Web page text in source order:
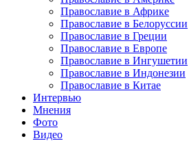
Православие в Африке
Православие в Белоруссии
Православие в Греции
Православие в Европе
Православие в Ингушетии
Православие в Индонезии
Православие в Китае
Интервью
Мнения
Фото
Видео